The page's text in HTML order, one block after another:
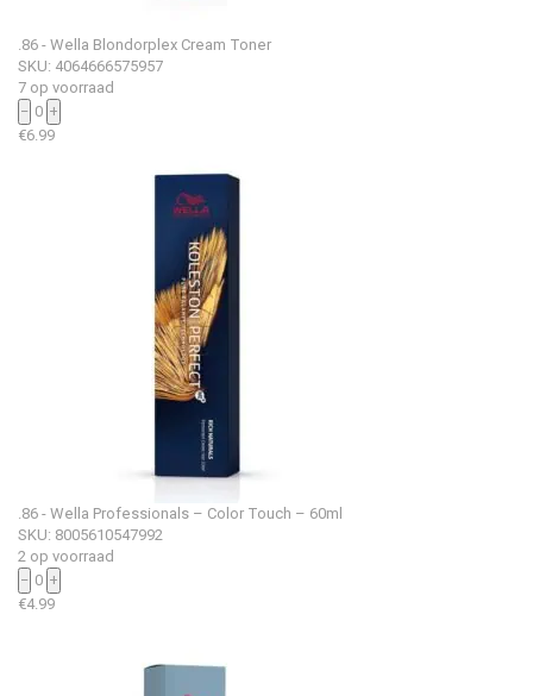
.86 - Wella Blondorplex Cream Toner
SKU: 4064666575957
7 op voorraad
− 0 +
€6.99
.86 - Wella Professionals – Color Touch – 60ml
SKU: 8005610547992
2 op voorraad
− 0 +
€4.99